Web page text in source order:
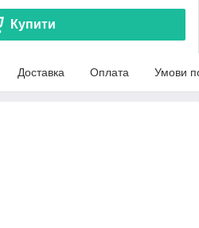
Купити
Доставка Оплата Умови